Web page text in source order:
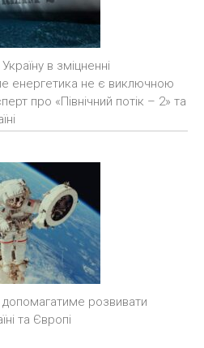
в зміцненні
енергетика не є виключною
про «Північний потік – 2» та
розвивати
та Європі